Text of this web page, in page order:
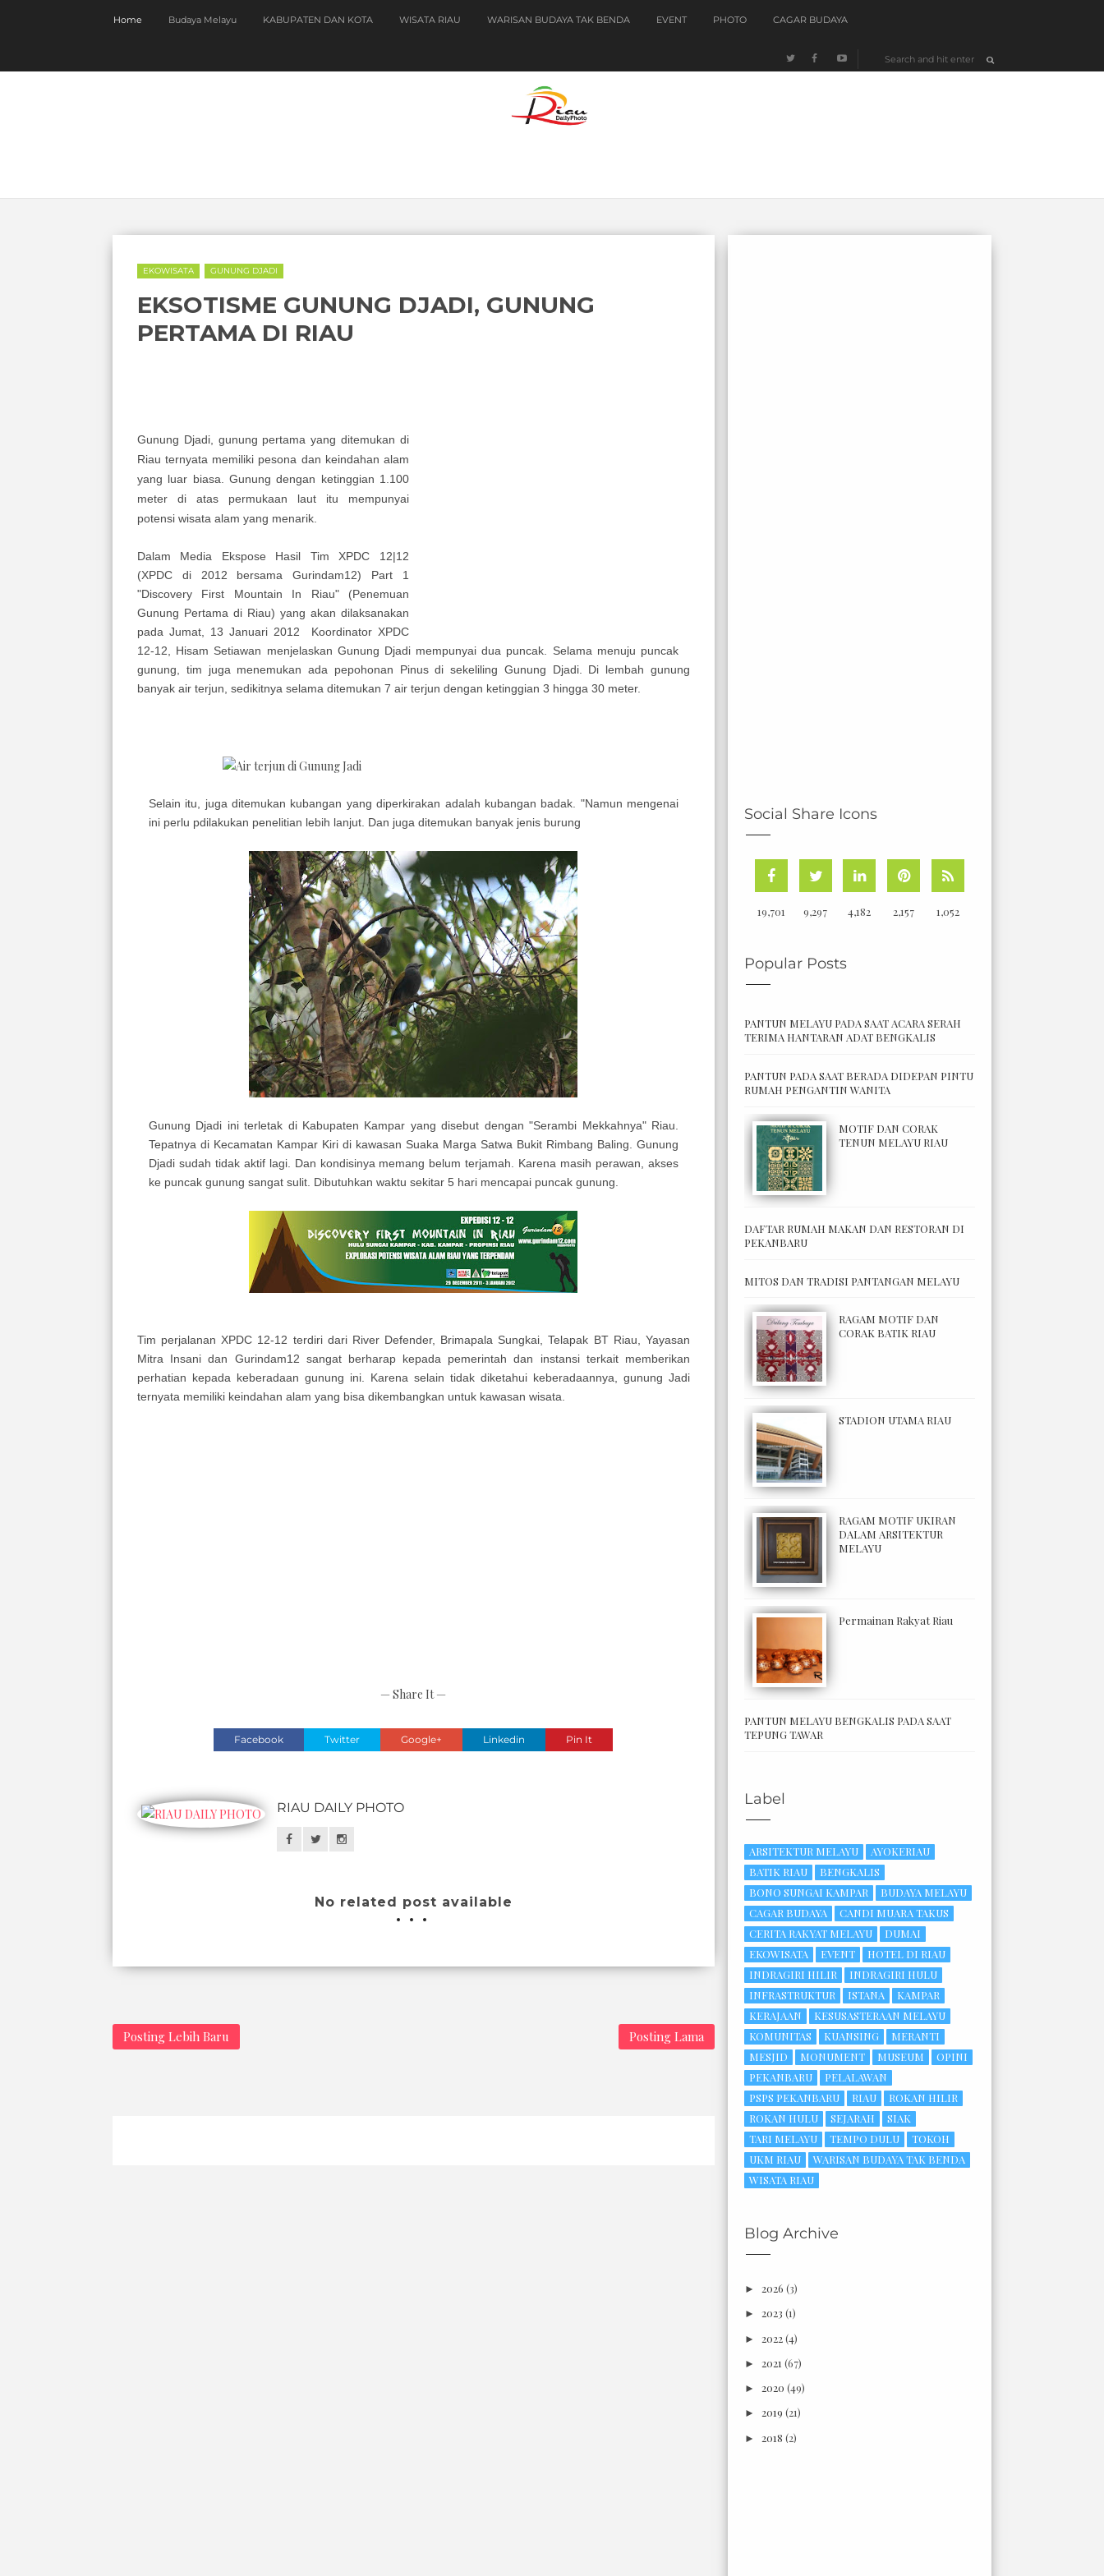
Home Budaya Melayu KABUPATEN DAN KOTA WISATA RIAU WARISAN BUDAYA TAK BENDA EVENT PHOTO CAGAR BUDAYA
EKOWISATA GUNUNG DJADI
EKSOTISME GUNUNG DJADI, GUNUNG
PERTAMA DI RIAU
Gunung Djadi, gunung pertama yang ditemukan di
Riau ternyata memiliki pesona dan keindahan alam
yang luar biasa. Gunung dengan ketinggian 1.100
meter di atas permukaan laut itu mempunyai
potensi wisata alam yang menarik.
Dalam Media Ekspose Hasil Tim XPDC 12|12
(XPDC di 2012 bersama Gurindam12) Part 1
"Discovery First Mountain In Riau" (Penemuan
Gunung Pertama di Riau) yang akan dilaksanakan
pada Jumat, 13 Januari 2012 Koordinator XPDC
12-12, Hisam Setiawan menjelaskan Gunung Djadi mempunyai dua puncak. Selama menuju puncak
gunung, tim juga menemukan ada pepohonan Pinus di sekeliling Gunung Djadi. Di lembah gunung
banyak air terjun, sedikitnya selama ditemukan 7 air terjun dengan ketinggian 3 hingga 30 meter.
Selain itu, juga ditemukan kubangan yang diperkirakan adalah kubangan badak. "Namun mengenai
ini perlu pdilakukan penelitian lebih lanjut. Dan juga ditemukan banyak jenis burung
Gunung Djadi ini terletak di Kabupaten Kampar yang disebut dengan "Serambi Mekkahnya" Riau.
Tepatnya di Kecamatan Kampar Kiri di kawasan Suaka Marga Satwa Bukit Rimbang Baling. Gunung
Djadi sudah tidak aktif lagi. Dan kondisinya memang belum terjamah. Karena masih perawan, akses
ke puncak gunung sangat sulit. Dibutuhkan waktu sekitar 5 hari mencapai puncak gunung.
Tim perjalanan XPDC 12-12 terdiri dari River Defender, Brimapala Sungkai, Telapak BT Riau, Yayasan
Mitra Insani dan Gurindam12 sangat berharap kepada pemerintah dan instansi terkait memberikan
perhatian kepada keberadaan gunung ini. Karena selain tidak diketahui keberadaannya, gunung Jadi
ternyata memiliki keindahan alam yang bisa dikembangkan untuk kawasan wisata.
— Share It —
Facebook Twitter Google+ Linkedin Pin It
RIAU DAILY PHOTO
No related post available
Posting Lebih Baru Posting Lama
Social Share Icons
19,701 9,297 4,182 2,157 1,052
Popular Posts
PANTUN MELAYU PADA SAAT ACARA SERAH
TERIMA HANTARAN ADAT BENGKALIS
PANTUN PADA SAAT BERADA DIDEPAN PINTU
RUMAH PENGANTIN WANITA
MOTIF DAN CORAK
TENUN MELAYU RIAU
DAFTAR RUMAH MAKAN DAN RESTORAN DI
PEKANBARU
MITOS DAN TRADISI PANTANGAN MELAYU
RAGAM MOTIF DAN
CORAK BATIK RIAU
STADION UTAMA RIAU
RAGAM MOTIF UKIRAN
DALAM ARSITEKTUR
MELAYU
Permainan Rakyat Riau
PANTUN MELAYU BENGKALIS PADA SAAT
TEPUNG TAWAR
Label
ARSITEKTUR MELAYU
AYOKERIAU
BATIK RIAU
BENGKALIS
BONO SUNGAI KAMPAR
BUDAYA MELAYU
CAGAR BUDAYA
CANDI MUARA TAKUS
CERITA RAKYAT MELAYU
DUMAI
EKOWISATA
EVENT
HOTEL DI RIAU
INDRAGIRI HILIR
INDRAGIRI HULU
INFRASTRUKTUR
ISTANA
KAMPAR
KERAJAAN
KESUSASTERAAN MELAYU
KOMUNITAS
KUANSING
MERANTI
MESJID
MONUMENT MUSEUM
OPINI
PEKANBARU
PELALAWAN
PSPS PEKANBARU
RIAU
ROKAN HILIR
ROKAN HULU
SEJARAH
SIAK
TARI MELAYU
TEMPO DULU
TOKOH
UKM RIAU
WARISAN BUDAYA TAK BENDA
WISATA RIAU
Blog Archive
► 2026 (3)
► 2023 (1)
► 2022(4)
► 2021 (67)
► 2020 (49)
► 2019 (21)
► 2018 (2)